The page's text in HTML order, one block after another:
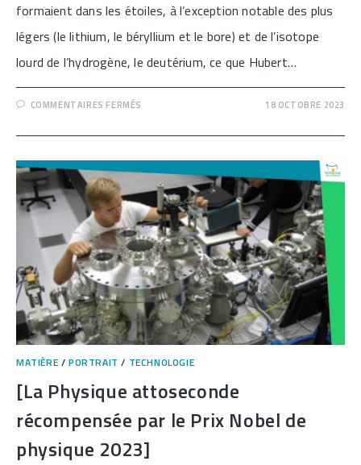
formaient dans les étoiles, à l’exception notable des plus
légers (le lithium, le béryllium et le bore) et de l’isotope
lourd de l’hydrogène, le deutérium, ce que Hubert…
COMMENTAIRES FERMÉS
A
LES
ÉTOILES]
18 OCTOBRE 2023
MATIÈRE /PORTRAIT / TECHNOLOGIE
[La Physique attoseconde
récompensée par le Prix Nobel de
physique 2023]